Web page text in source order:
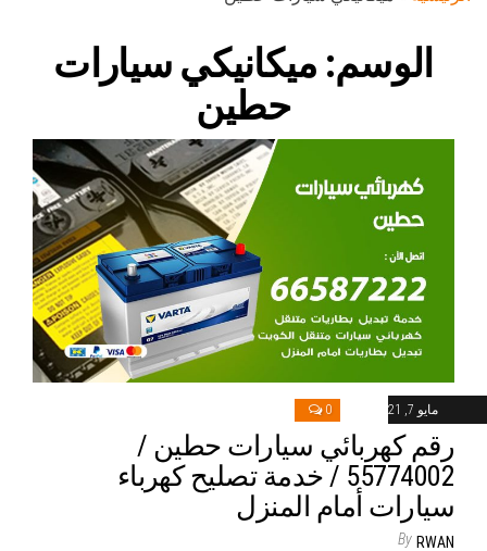
الوسم: ميكانيكي سيارات
حطين
مايو 7, 2021 0
رقم كهربائي سيارات حطين /
55774002‬ / خدمة تصليح كهرباء
سيارات أمام المنزل
By RWAN